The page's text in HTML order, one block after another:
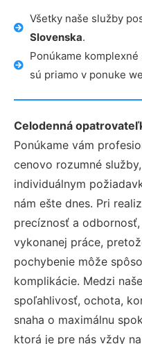
Všetky naše služby
Slovenska.
Ponúkame
sú priamo v ponuke
Celodenná
Ponúkame vám
cenovo rozumné
individuálnym
nám ešte dnes. Pri
precíznosť a
vykonanej práce,
pochybenie môže
komplikácie. Medzi
spoľahlivosť, ochota,
snaha o maximálnu
ktorá je pre nás vždy